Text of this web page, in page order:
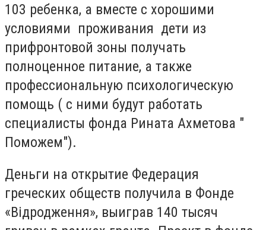
103 ребенка, а вместе с хорошими
условиями проживания дети из
прифронтовой зоны получать
полноценное питание, а также
профессиональную психологическую
помощь ( с ними будут работать
специалисты фонда Рината Ахметова "
Поможем").
Деньги на открытие Федерация
греческих обществ получила в Фонде
«Вiдродження», выиграв 140 тысяч